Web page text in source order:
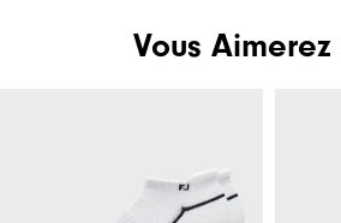
Vous Aimerez